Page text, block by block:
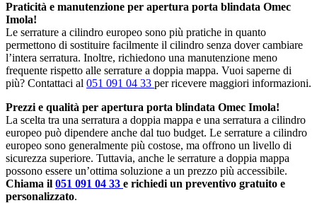
Praticità e manutenzione per apertura porta blindata Omec
Imola!
Le serrature a cilindro europeo sono più pratiche in quanto
permettono di sostituire facilmente il cilindro senza dover cambiare
l’intera serratura. Inoltre, richiedono una manutenzione meno
frequente rispetto alle serrature a doppia mappa. Vuoi saperne di
più? Contattaci al 051 091 04 33 per ricevere maggiori informazioni.
Prezzi e qualità per apertura porta blindata Omec Imola!
La scelta tra una serratura a doppia mappa e una serratura a cilindro
europeo può dipendere anche dal tuo budget. Le serrature a cilindro
europeo sono generalmente più costose, ma offrono un livello di
sicurezza superiore. Tuttavia, anche le serrature a doppia mappa
possono essere un’ottima soluzione a un prezzo più accessibile.
Chiama il 051 091 04 33 e richiedi un preventivo gratuito e
personalizzato.